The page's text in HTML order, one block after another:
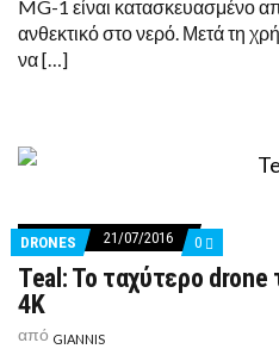
ΑΓΡΟΤΙΚΈΣ
MG-1 είναι κατασκευασμένο
ανθεκτικό στο νερό. Μετά τη
να […]
DRONES 21/07/2016 0 COMMENTS
ON
TEAL:
Teal: To ταχύτερο
4Κ
από GIANNIS